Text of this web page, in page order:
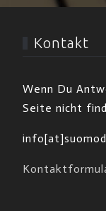
Kontakt
Wenn Du
Seite nicht